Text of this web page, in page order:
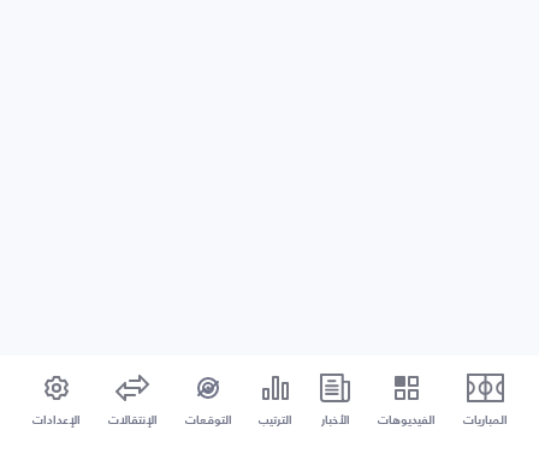
المباريات الفيديوهات الأخبار الترتيب التوقعات الإنتقالات الإعدادات